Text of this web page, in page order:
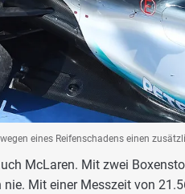
eines Reifenschadens einen
McLaren. Mit zwei
Mit einer Messzeit von